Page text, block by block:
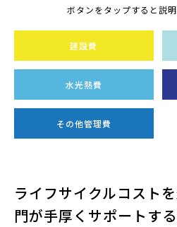
ボタンをタップすると説明
建設費
水光熱費
その他管理費
ライフサイクルコスト
門が手厚くサポートす